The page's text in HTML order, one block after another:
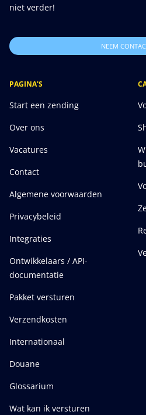
niet verder!
NEEM
PAGINA'S
Start een zending
Over ons
Vacatures
Contact
Algemene voorwaarden
Privacybeleid
Integraties
Ontwikkelaars / API-
documentatie
Pakket versturen
Verzendkosten
Internationaal
Douane
Glossarium
Wat kan ik versturen